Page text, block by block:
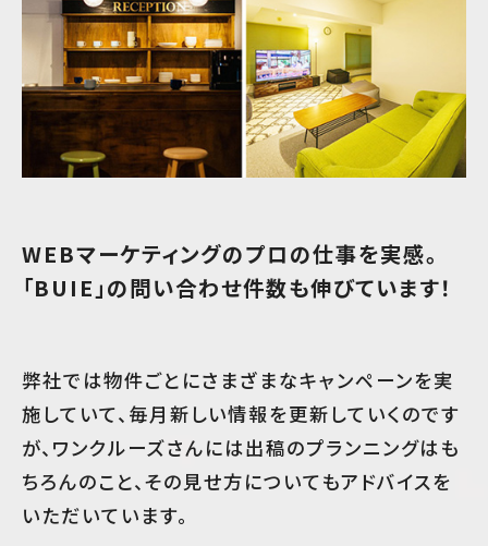
WEBマーケティングのプロの仕事を実感。
「BUIE」の問い合わせ件数も伸びています！
弊社では物件ごとにさまざまなキャンペーンを実
施していて、毎月新しい情報を更新していくのです
が、ワンクルーズさんには出稿のプランニングはも
ちろんのこと、その見せ方についてもアドバイスを
いただいています。